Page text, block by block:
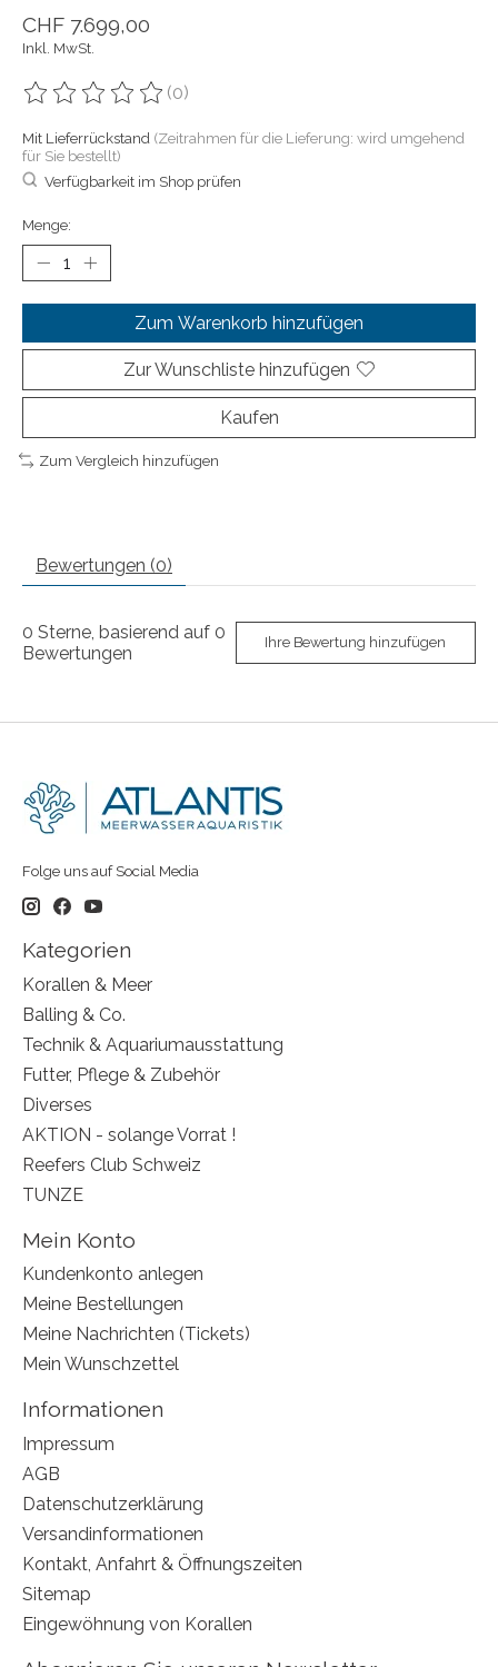
CHF 7.699,00
Inkl. MwSt.
Die Bewertung dieses Produkts ist
(0)
Mit Lieferrückstand (Zeitrahmen für die Lieferung: wird umgehend
für Sie bestellt)
Verfügbarkeit im Shop prüfen
Menge:
Zum Warenkorb hinzufügen
Zur Wunschliste hinzufügen
Kaufen
Zum Vergleich hinzufügen
Bewertungen (0)
0 Sterne, basierend auf 0
Bewertungen
Ihre Bewertung hinzufügen
Folge uns auf Social Media
Kategorien
Korallen & Meer
Balling & Co.
Technik & Aquariumausstattung
Futter, Pflege & Zubehör
Diverses
AKTION - solange Vorrat !
Reefers Club Schweiz
TUNZE
Mein Konto
Kundenkonto anlegen
Meine Bestellungen
Meine Nachrichten (Tickets)
Mein Wunschzettel
Informationen
Impressum
AGB
Datenschutzerklärung
Versandinformationen
Kontakt, Anfahrt & Öffnungszeiten
Sitemap
Eingewöhnung von Korallen